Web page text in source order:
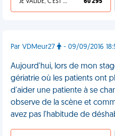
JE VALIDE, C'EST UNE VDM 60 295
Par VDMeur27 - 09/09/2016
Aujourd'hui, lors de mon
gériatrie où les patients ont
d'aider une patiente à se
observe de la scène et
avez pas l'habitude de